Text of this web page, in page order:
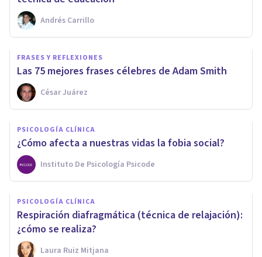
Andrés Carrillo
FRASES Y REFLEXIONES
Las 75 mejores frases célebres de Adam Smith
César Juárez
PSICOLOGÍA CLÍNICA
¿Cómo afecta a nuestras vidas la fobia social?
Instituto De Psicología Psicode
PSICOLOGÍA CLÍNICA
Respiración diafragmática (técnica de relajación):
¿cómo se realiza?
Laura Ruiz Mitjana